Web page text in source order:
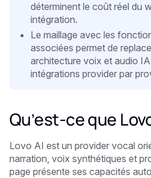
déterminent le coût réel du
intégration.
Le maillage avec les
associées permet de
architecture voix et audio IA
intégrations provider par
Qu’est-ce que
Lovo AI est un provider vocal
narration, voix synthétiques et
page présente ses capacités